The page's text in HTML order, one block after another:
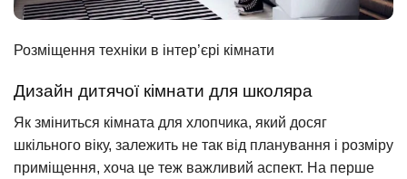
Розміщення техніки в інтер’єрі кімнати
Дизайн дитячої кімнати для школяра
Як зміниться кімната для хлопчика, який досяг
шкільного віку, залежить не так від планування і розміру
приміщення, хоча це теж важливий аспект. На перше